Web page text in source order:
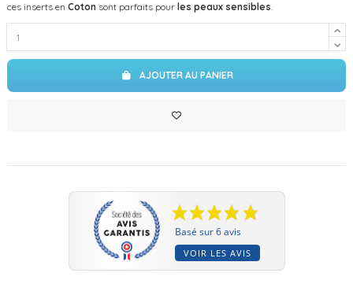
ces inserts en Coton sont parfaits pour les peaux sensibles.
AJOUTER AU PANIER
Basé sur 6 avis
VOIR LES AVIS